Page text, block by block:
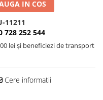
IN COS
11211
728 252 544
lei și beneficiezi de transport
Cere informatii